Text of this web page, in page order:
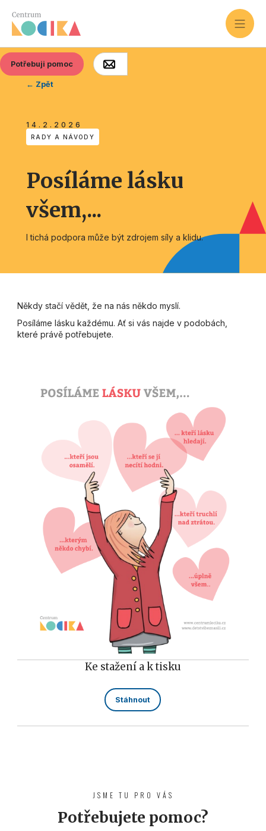
Potřebuji pomoc
← Zpět
14.2.2026
RADY A NÁVODY
Posíláme lásku
všem,...
I tichá podpora může být zdrojem síly a klidu.
Někdy stačí vědět, že na nás někdo myslí.
Posíláme lásku každému. Ať si vás najde v podobách,
které právě potřebujete.
Ke stažení a k tisku
Stáhnout
JSME TU PRO VÁS
Potřebujete pomoc?